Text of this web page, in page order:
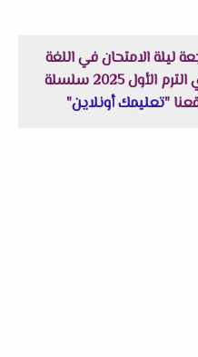
ليلة الامتحان في اللغة
الإنجليزية للصف الأول الثانوي الترم الأول 2025 سلسلة
تعليمك أونلاين"